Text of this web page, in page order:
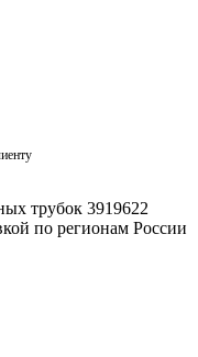
трубок 3919622
по регионам России